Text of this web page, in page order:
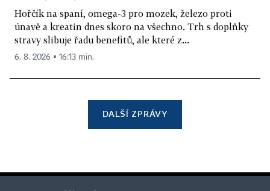
Hořčík na spaní, omega-3 pro mozek, železo proti
únavě a kreatin dnes skoro na všechno. Trh s doplňky
stravy slibuje řadu benefitů, ale které z...
6. 8. 2026 ▪ 16:13 min.
DALŠÍ ZPRÁVY